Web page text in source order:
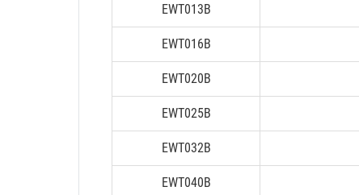
EWT013B
EWT016B
EWT020B
EWT025B
EWT032B
EWT040B